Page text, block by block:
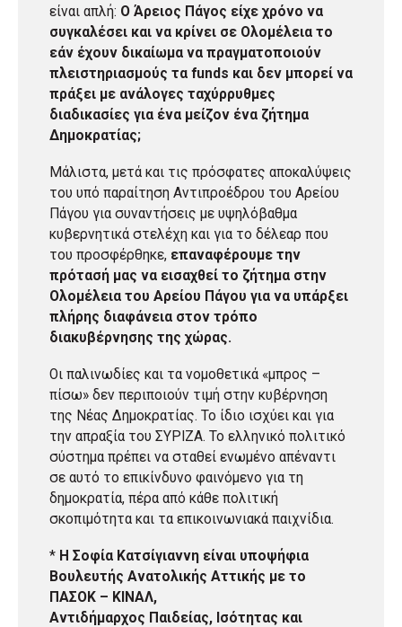
είναι απλή: Ο Άρειος Πάγος είχε χρόνο να
συγκαλέσει και να κρίνει σε Ολομέλεια το
εάν έχουν δικαίωμα να πραγματοποιούν
πλειστηριασμούς τα funds και δεν μπορεί να
πράξει με ανάλογες ταχύρρυθμες
διαδικασίες για ένα μείζον ένα ζήτημα
Δημοκρατίας;
Μάλιστα, μετά και τις πρόσφατες αποκαλύψεις
του υπό παραίτηση Αντιπροέδρου του Αρείου
Πάγου για συναντήσεις με υψηλόβαθμα
κυβερνητικά στελέχη και για το δέλεαρ που
του προσφέρθηκε, επαναφέρουμε την
πρότασή μας να εισαχθεί το ζήτημα στην
Ολομέλεια του Αρείου Πάγου για να υπάρξει
πλήρης διαφάνεια στον τρόπο
διακυβέρνησης της χώρας.
Οι παλινωδίες και τα νομοθετικά «μπρος –
πίσω» δεν περιποιούν τιμή στην κυβέρνηση
της Νέας Δημοκρατίας. Το ίδιο ισχύει και για
την απραξία του ΣΥΡΙΖΑ. Το ελληνικό πολιτικό
σύστημα πρέπει να σταθεί ενωμένο απέναντι
σε αυτό το επικίνδυνο φαινόμενο για τη
δημοκρατία, πέρα από κάθε πολιτική
σκοπιμότητα και τα επικοινωνιακά παιχνίδια.
* Η Σοφία Κατσίγιαννη είναι υποψήφια
Βουλευτής Ανατολικής Αττικής με το
ΠΑΣΟΚ – ΚΙΝΑΛ,
Αντιδήμαρχος Παιδείας, Ισότητας και